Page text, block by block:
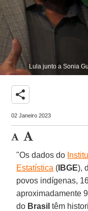
Lula junto a Sonia
share
02 Janeiro 2023
"Os dados do
Estatística ( IBGE),
povos indígenas,
aproximadamente
do Brasil têm